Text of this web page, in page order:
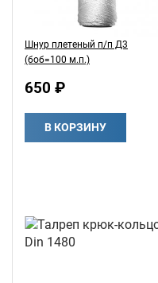
Шнур плетеный п/п Д3
(боб=100 м.п.)
650 ₽
В КОРЗИНУ